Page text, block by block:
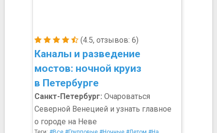
(4.5, отзывов: 6)
Каналы и разведение
мостов: ночной круиз
в Петербурге
Санкт-Петербург: Очароваться
Северной Венецией и узнать главное
о городе на Неве